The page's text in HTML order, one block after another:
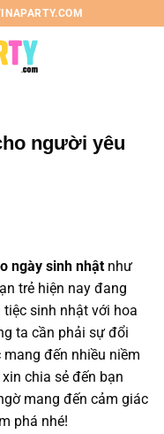
người yêu
ngày sinh nhật như
trẻ hiện nay đang
sinh nhật với hoa
ta cần phải sự đổi
đến nhiều niềm
chia sẻ đến bạn
mang đến cảm giác
phá nhé!